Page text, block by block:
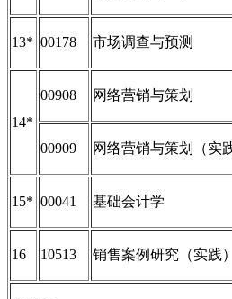
13* 00178 市场调查与预测
14*
00908 网络营销与策划
00909 网络营销与策划（实
15* 00041 基础会计学
16 10513 销售案例研究（实践）